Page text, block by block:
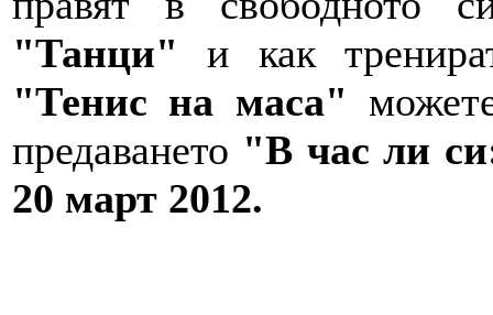
"Танци" и как
"Тенис на маса"
предаването "В час ли
20 март 2012.